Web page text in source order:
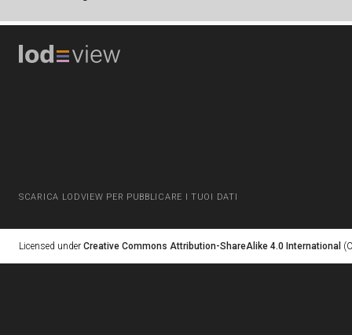
SCARICA LODVIEW PER PUBBLICARE I TUOI DATI
Licensed under Creative Commons Attribution-ShareAlike 4.0 International